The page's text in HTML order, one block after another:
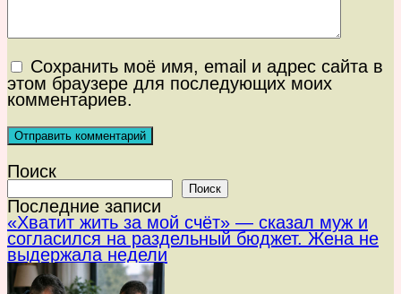
Сохранить моё имя, email и адрес сайта в
этом браузере для последующих моих
комментариев.
Поиск
Поиск
Последние записи
«Хватит жить за мой счёт» — сказал муж и
согласился на раздельный бюджет. Жена не
выдержала недели